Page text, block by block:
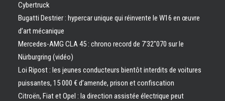
Cybertruck
Bugatti Destrier : hypercar unique qui réinvente le W16 en œuvre
d’art mécanique
Mercedes-AMG CLA 45 : chrono record de 7’32″070 sur le
Nürburgring (vidéo)
Loi Ripost : les jeunes conducteurs bientôt interdits de voitures
puissantes, 15 000 € d’amende, prison et confiscation
Citroën, Fiat et Opel : la direction assistée électrique peut